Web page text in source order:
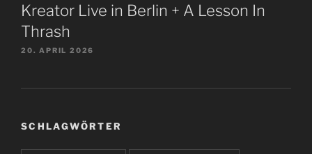
Kreator Live in Berlin + A Lesson In
Thrash
20. APRIL 2026
SCHLAGWÖRTER